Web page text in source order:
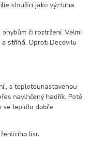
sloužící jako výztuha.
či roztržení. Velmi
stříhá. Oproti Decovilu
s teplotounastavenou
navlhčený hadřík. Poté
se lepidlo dobře
lisu.